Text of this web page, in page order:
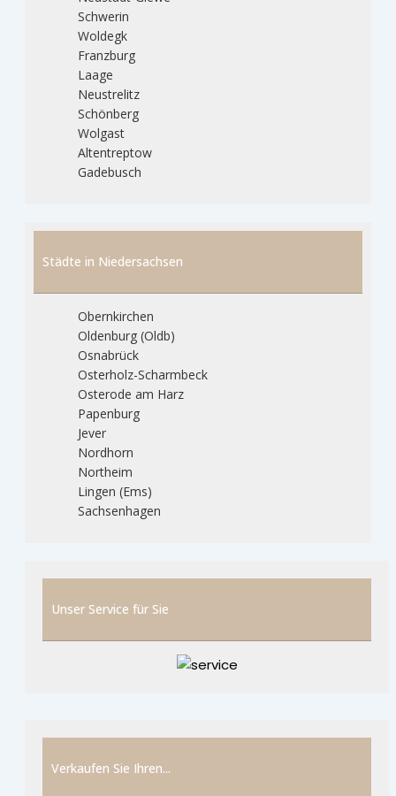
Schwerin
Woldegk
Franzburg
Laage
Neustrelitz
Schönberg
Wolgast
Altentreptow
Gadebusch
Städte in Niedersachsen
Obernkirchen
Oldenburg (Oldb)
Osnabrück
Osterholz-Scharmbeck
Osterode am Harz
Papenburg
Jever
Nordhorn
Northeim
Lingen (Ems)
Sachsenhagen
Unser Service für Sie
Verkaufen Sie Ihren...